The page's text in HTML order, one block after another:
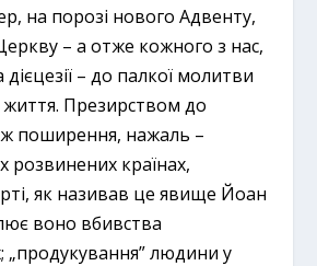
на порозі нового Адвенту,
– а отже кожного з нас,
дієцезії – до палкої молитви
Презирством до
поширення, нажаль –
розвинених країнах,
як називав це явище Йоан
воно вбивства
„продукування” людини у